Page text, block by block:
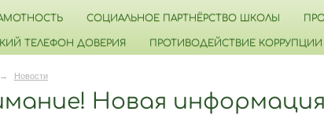
СОЦИАЛЬНОЕ ПАРТНЁРСТВО ШКОЛЫ
ТЕЛЕФОН ДОВЕРИЯ ПРОТИВОДЕЙСТВИЕ КОРРУПЦИИ
→ Новости
Новая информация